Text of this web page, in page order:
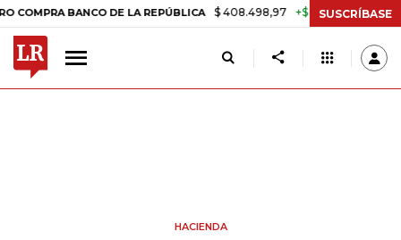
BANCO DE LA REPÚBLICA $ 408.498,97 +$ 8.753,81 +2,19%
SUSCRÍBASE
HACIENDA